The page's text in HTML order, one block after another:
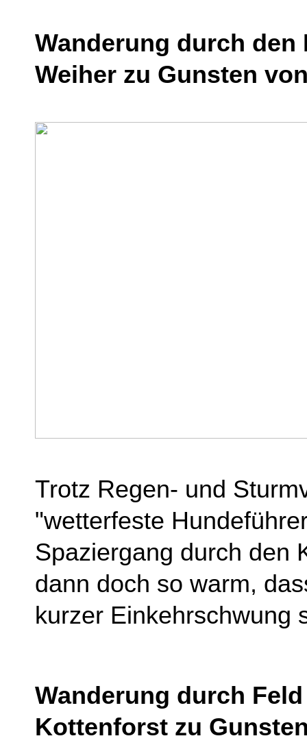
Wanderung durch
Weiher zu Gunsten
Trotz Regen- und
"wetterfeste
Spaziergang durch den
dann doch so warm,
kurzer Einkehrschwung
Wanderung durch
Kottenforst zu